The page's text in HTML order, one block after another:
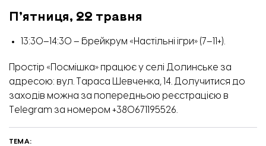
П’ятниця, 22 травня
13:30–14:30 – брейкрум «Настільні ігри» (7–11+).
Простір «Посмішка» працює у селі Долинське за
адресою: вул. Тараса Шевченка, 14. Долучитися до
заходів можна за попередньою реєстрацією в
Telegram за номером +380671195526.
ТЕМА: